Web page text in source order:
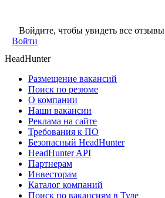
Войдите, чтобы увидеть все отзывы
Войти
HeadHunter
Размещение вакансий
Поиск по резюме
О компании
Наши вакансии
Реклама на сайте
Требования к ПО
Безопасный HeadHunter
HeadHunter API
Партнерам
Инвесторам
Каталог компаний
Поиск по вакансиям в Туле